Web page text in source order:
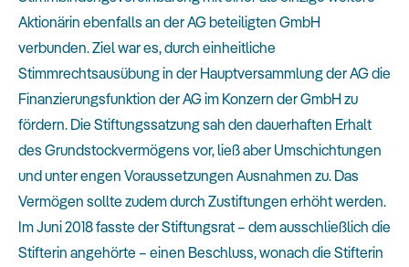
Aktionärin ebenfalls an der AG beteiligten GmbH
verbunden. Ziel war es, durch einheitliche
Stimmrechtsausübung in der Hauptversammlung der AG die
Finanzierungsfunktion der AG im Konzern der GmbH zu
fördern. Die Stiftungssatzung sah den dauerhaften Erhalt
des Grundstockvermögens vor, ließ aber Umschichtungen
und unter engen Voraussetzungen Ausnahmen zu. Das
Vermögen sollte zudem durch Zustiftungen erhöht werden.
Im Juni 2018 fasste der Stiftungsrat – dem ausschließlich die
Stifterin angehörte – einen Beschluss, wonach die Stifterin